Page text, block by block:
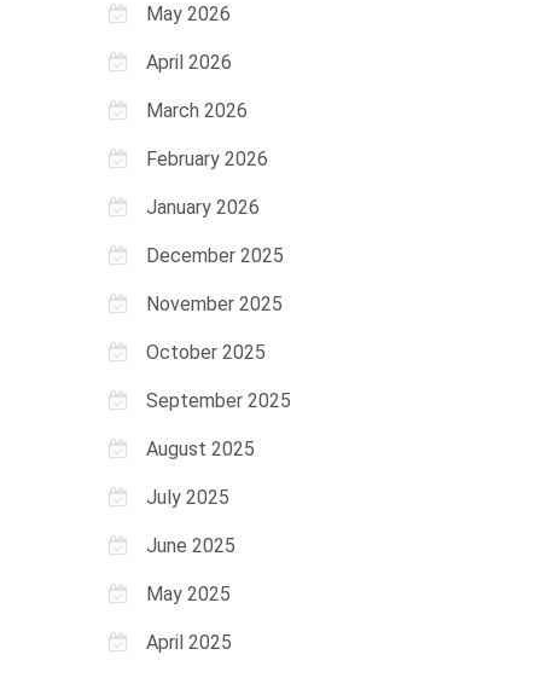
May 2026
April 2026
March 2026
February 2026
January 2026
December 2025
November 2025
October 2025
September 2025
August 2025
July 2025
June 2025
May 2025
April 2025